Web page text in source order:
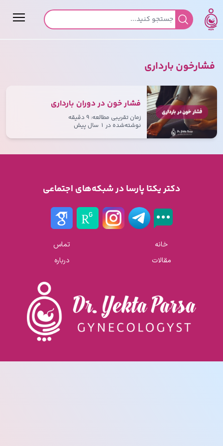
جستجو برای:
فشارخون بارداری
فشار خون در دوران بارداری
زمان تقریبی مطالعه: ۹ دقیقه
نوشته‌شده در ۱ سال پیش
دکتر یکتا پارسا در شبکه‌های اجتماعی
خانه
مقالات
تماس
درباره